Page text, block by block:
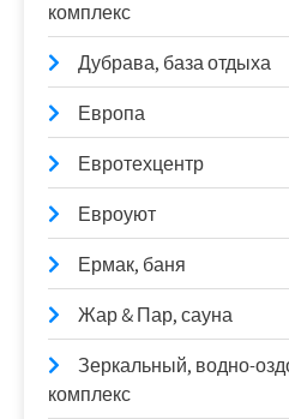
комплекс
Дубрава, база отдыха
Европа
Евротехцентр
Евроуют
Ермак, баня
Жар & Пар, сауна
Зеркальный, водно-
комплекс